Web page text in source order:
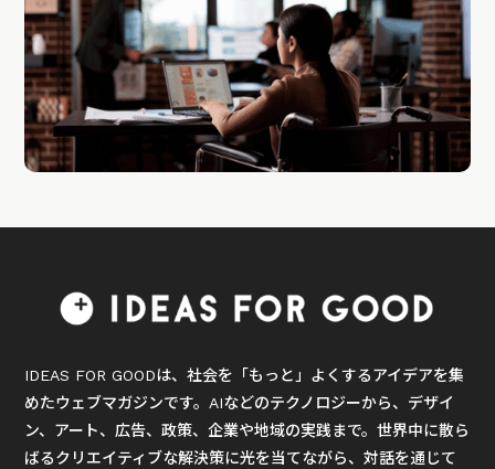
IDEAS FOR GOODは、社会を「もっと」よくするアイデアを集
めたウェブマガジンです。AIなどのテクノロジーから、デザイ
ン、アート、広告、政策、企業や地域の実践まで。世界中に散ら
ばるクリエイティブな解決策に光を当てながら、対話を通じて